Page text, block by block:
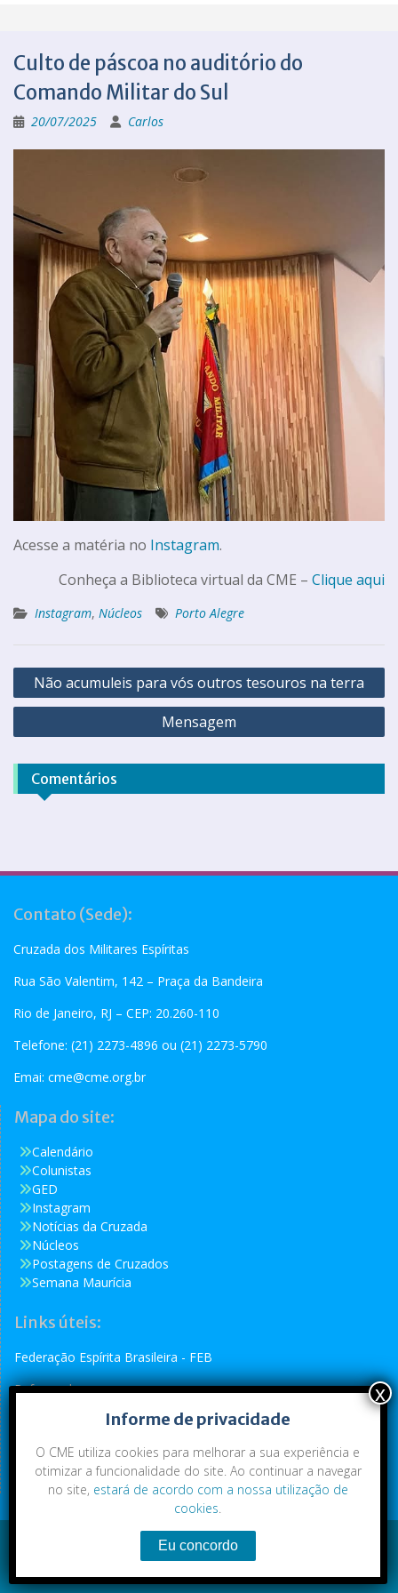
Culto de páscoa no auditório do
Comando Militar do Sul
20/07/2025 Carlos
Acesse a matéria no Instagram.
Conheça a Biblioteca virtual da CME – Clique aqui
Instagram, Núcleos Porto Alegre
Não acumuleis para vós outros tesouros na terra
Mensagem
Comentários
Contato (Sede):
Cruzada dos Militares Espíritas
Rua São Valentim, 142 – Praça da Bandeira
Rio de Janeiro, RJ – CEP: 20.260-110
Telefone: (21) 2273-4896 ou (21) 2273-5790
Emai: cme@cme.org.br
Mapa do site:
Calendário
Colunistas
GED
Instagram
Notícias da Cruzada
Núcleos
Postagens de Cruzados
Semana Maurícia
Links úteis:
Federação Espírita Brasileira - FEB
Reformador
Conselho Espírita Internacional - CEI
Conteúdo exclusivo da CME. Todos os direitos reservados.
Informe de privacidade
O CME utiliza cookies para melhorar a sua experiência e
otimizar a funcionalidade do site. Ao continuar a navegar
no site, estará de acordo com a nossa utilização de
cookies.